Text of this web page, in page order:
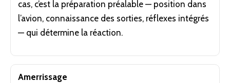
cas, c’est la préparation préalable — position dans
l’avion, connaissance des sorties, réflexes intégrés
— qui détermine la réaction.
Amerrissage